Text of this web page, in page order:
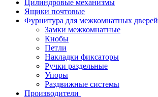
Цилиндровые механизмы
Ящики почтовые
Фурнитура для межкомнатных дверей
Замки межкомнатные
Кнобы
Петли
Накладки фиксаторы
Ручки раздельные
Упоры
Раздвижные системы
Производители